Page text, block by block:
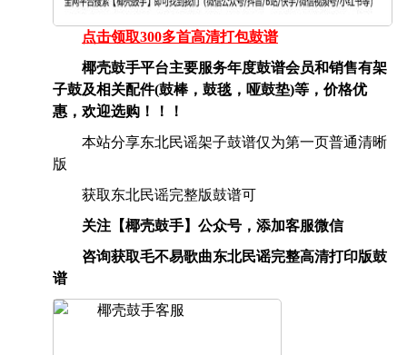
点击领取300多首高清打包鼓谱
椰壳鼓手平台主要服务年度鼓谱会员和销售有架
子鼓及相关配件(鼓棒，鼓毯，哑鼓垫)等，价格优
惠，欢迎选购！！！
本站分享东北民谣架子鼓谱仅为第一页普通清晰
版
获取东北民谣完整版鼓谱可
关注【椰壳鼓手】公众号，添加客服微信
咨询获取毛不易歌曲东北民谣完整高清打印版鼓
谱